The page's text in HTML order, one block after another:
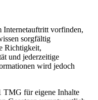
Internetauftritt vorfinden,
sorgfältig
Richtigkeit,
und jederzeitige
wird jedoch
TMG für eigene Inhalte